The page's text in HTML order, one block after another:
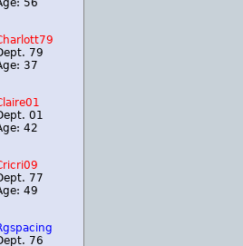
56
79
37
01
42
77
49
76